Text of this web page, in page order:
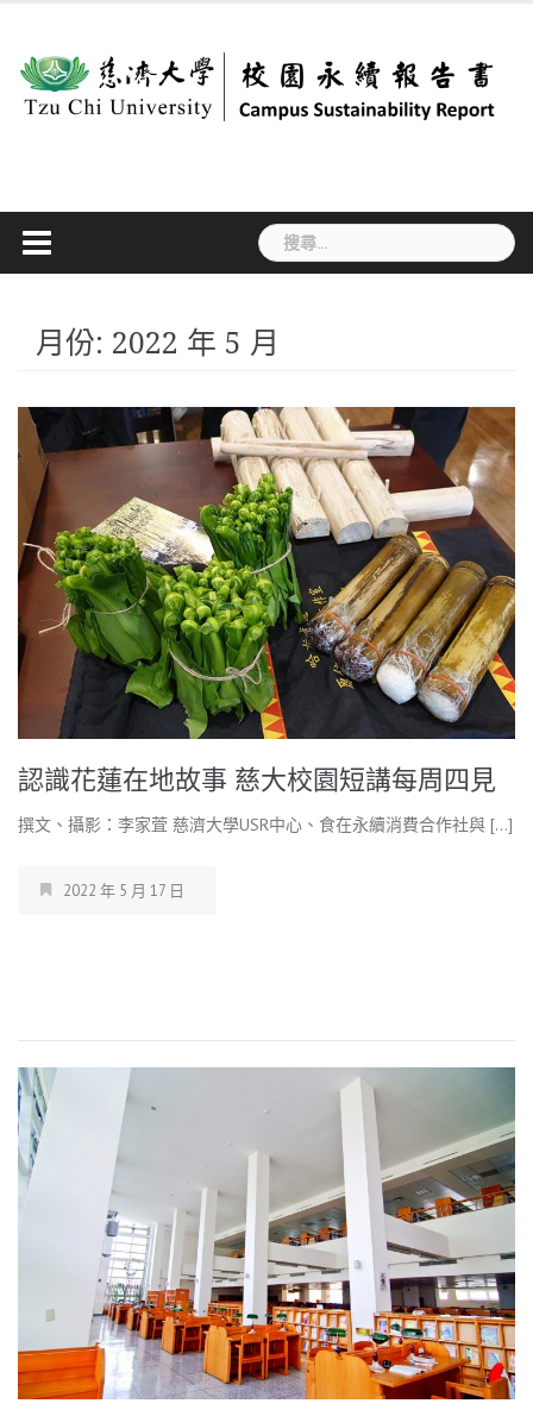
content
搜
尋
字:
月份: 2022 年 5 月
認識花蓮在地故事 慈大校園短講每周四見
撰文、攝影：李家萓 慈濟大學USR中心、食在永續消費合作社與 […]
2022 年 5 月 17 日